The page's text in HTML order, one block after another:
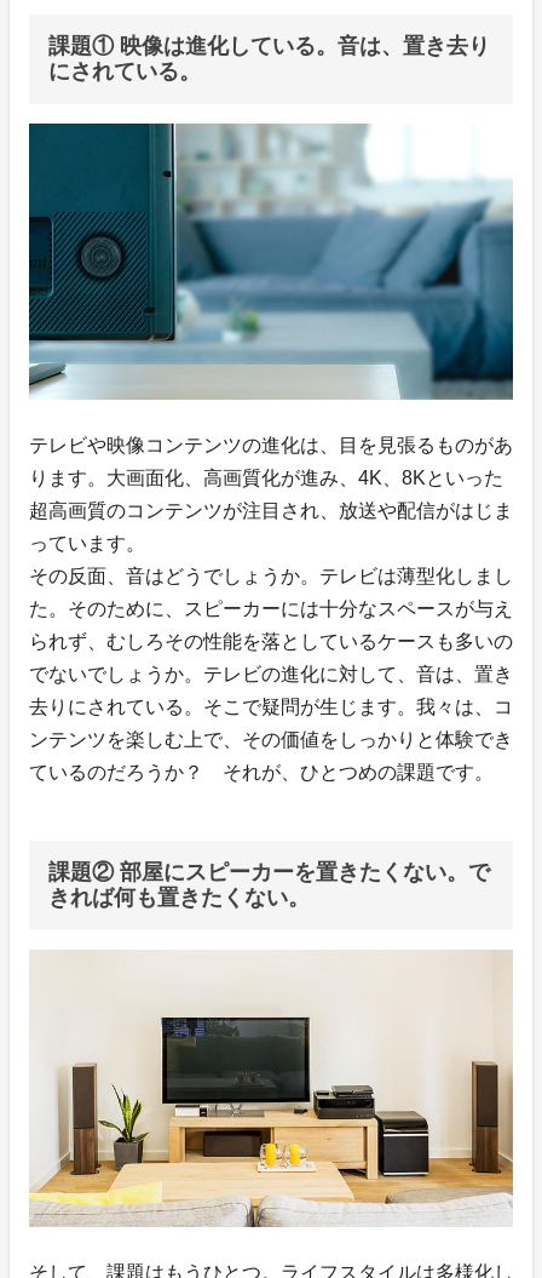
課題① 映像は進化している。音は、置き去り
にされている。
テレビや映像コンテンツの進化は、目を見張るものがあ
ります。大画面化、高画質化が進み、4K、8Kといった
超高画質のコンテンツが注目され、放送や配信がはじま
っています。
その反面、音はどうでしょうか。テレビは薄型化しまし
た。そのために、スピーカーには十分なスペースが与え
られず、むしろその性能を落としているケースも多いの
でないでしょうか。テレビの進化に対して、音は、置き
去りにされている。そこで疑問が生じます。我々は、コ
ンテンツを楽しむ上で、その価値をしっかりと体験でき
ているのだろうか？ それが、ひとつめの課題です。
課題② 部屋にスピーカーを置きたくない。で
きれば何も置きたくない。
そして、課題はもうひとつ。ライフスタイルは多様化し